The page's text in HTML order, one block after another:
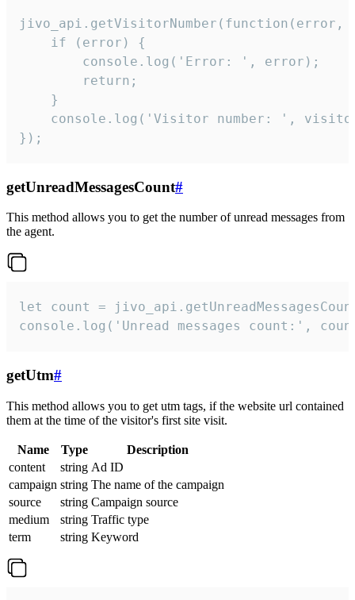
jivo_api.getVisitorNumber(function(error,
    if (error) {
        console.log('Error: ', error);
        return;
    }
console.log('Visitor number: ',
});
getUnreadMessagesCount#
This method allows you to get the number of unread messages from
the agent.
let count =
console.log('Unread messages count:',
getUtm#
This method allows you to get utm tags, if the website url contained
them at the time of the visitor's first site visit.
Name Type
Description
content
string Ad ID
campaign string The name of the campaign
source
string Campaign source
medium
string Traffic type
term
string Keyword